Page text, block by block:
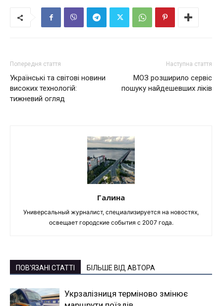
Попередня стаття
Українські та світові новини
високих технологій:
тижневий огляд
Наступна стаття
МОЗ розширило сервіс
пошуку найдешевших ліків
Галина
Универсальный журналист, специализируется на новостях,
освещает городские события с 2007 года.
ПОВ'ЯЗАНІ СТАТТІ БІЛЬШЕ ВІД АВТОРА
Укрзалізниця терміново змінює